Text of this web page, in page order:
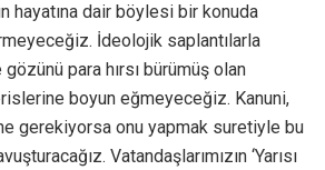
hayatına dair böylesi bir konuda
İdeolojik saplantılarla
para hırsı bürümüş olan
boyun eğmeyeceğiz. Kanuni,
gerekiyorsa onu yapmak suretiyle bu
Vatandaşlarımızın ‘Yarısı